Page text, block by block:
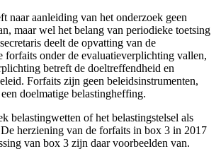
naar aanleiding van het onderzoek geen
maar wel het belang van periodieke toetsing
deelt de opvatting van de
forfaits onder de evaluatieverplichting vallen,
betreft de doeltreffendheid en
Forfaits zijn geen beleidsinstrumenten,
doelmatige belastingheffing.
belastingwetten of het belastingstelsel als
De herziening van de forfaits in box 3 in 2017
van box 3 zijn daar voorbeelden van.